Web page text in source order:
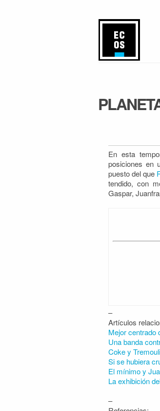
En esta
posiciones en
puesto del que
tendido, con
Gaspar,
–
Artículos
Mejor centrado
Una banda
Coke y
Si se hubiera
El mínimo y
La exhibición
–